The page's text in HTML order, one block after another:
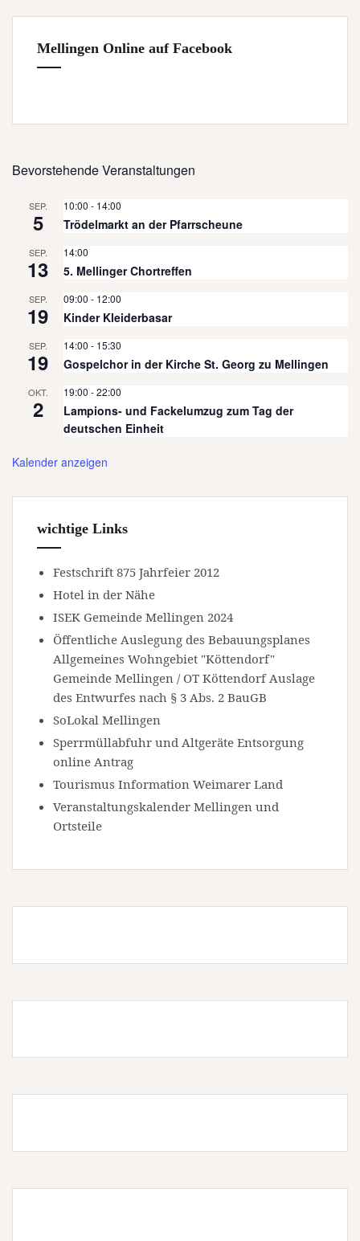
Mellingen Online auf Facebook
Bevorstehende Veranstaltungen
SEP.
5
10:00 - 14:00
Trödelmarkt an der Pfarrscheune
SEP.
13
14:00
5. Mellinger Chortreffen
SEP.
19
09:00 - 12:00
Kinder Kleiderbasar
SEP.
19
14:00 - 15:30
Gospelchor in der Kirche St. Georg zu Mellingen
OKT.
2
19:00 -22:00
Lampions- und Fackelumzug zum Tag der
deutschen Einheit
Kalender anzeigen
wichtige Links
Festschrift 875 Jahrfeier 2012
Hotel in der Nähe
ISEK Gemeinde Mellingen 2024
Öffentliche Auslegung des Bebauungsplanes
Allgemeines Wohngebiet "Köttendorf"
Gemeinde Mellingen / OT Köttendorf Auslage
des Entwurfes nach § 3 Abs. 2 BauGB
SoLokal Mellingen
Sperrmüllabfuhr und Altgeräte Entsorgung
online Antrag
Tourismus Information Weimarer Land
Veranstaltungskalender Mellingen und
Ortsteile